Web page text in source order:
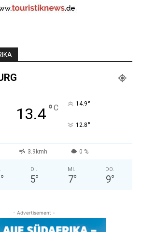
13.4°C 14.9°
12.8°
3.9kmh 0 %
°
DI.
5°
MI.
7°
DO.
9°
- Advertisement -